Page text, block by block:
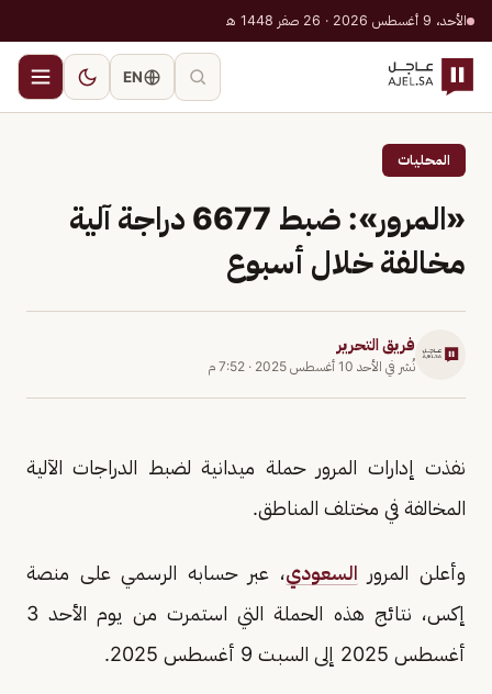
الأحد، 9 أغسطس 2026 · 26 صفر 1448 هـ
EN
المحليات
«المرور»: ضبط 6677 دراجة آلية
مخالفة خلال أسبوع
فريق التحرير
نُشر في الأحد 10 أغسطس 2025 · 7:52 م
نفذت إدارات المرور حملة ميدانية لضبط الدراجات الآلية
المخالفة في مختلف المناطق.
وأعلن المرور السعودي، عبر حسابه الرسمي على منصة
إكس، نتائج هذه الحملة التي استمرت من يوم الأحد 3
أغسطس 2025 إلى السبت 9 أغسطس 2025.